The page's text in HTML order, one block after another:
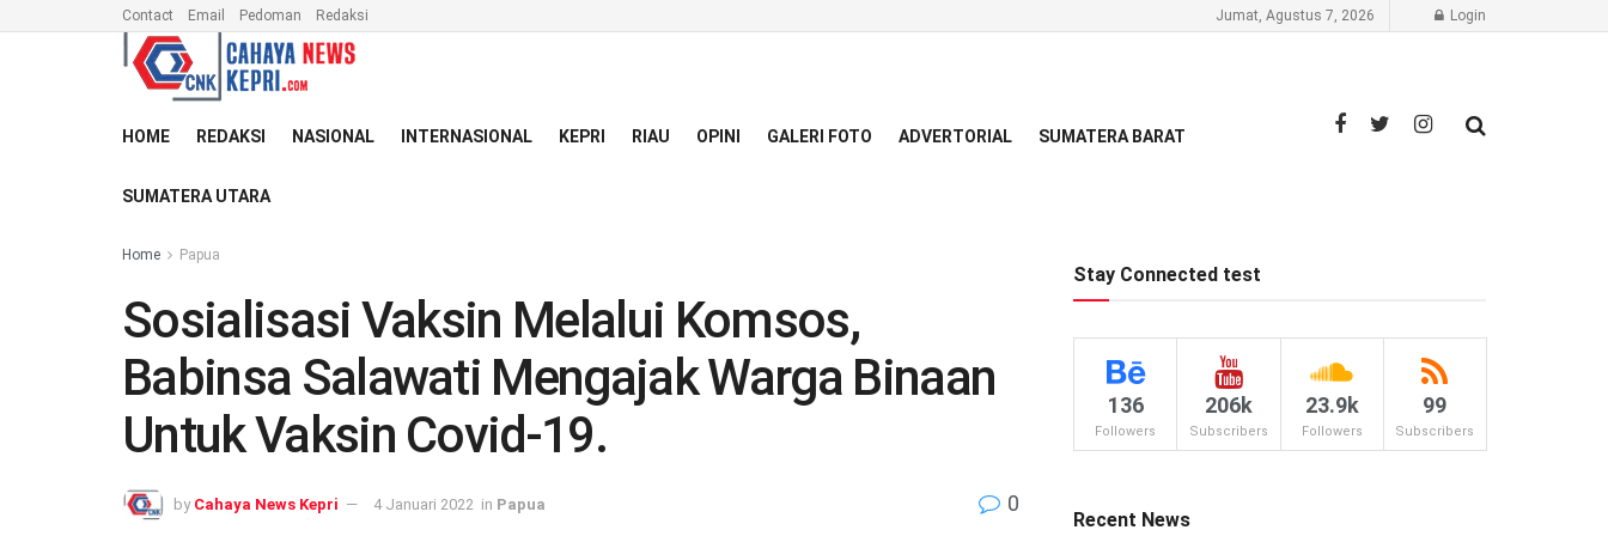
Contact Email Pedoman Redaksi Jumat, Agustus 7, 2026 Login
HOME REDAKSI NASIONAL INTERNASIONAL KEPRI RIAU OPINI GALERI FOTO ADVERTORIAL SUMATERA BARAT
SUMATERA UTARA
Home Papua
Sosialisasi Vaksin Melalui Komsos,
Babinsa Salawati Mengajak Warga Binaan
Untuk Vaksin Covid-19.
by Cahaya News Kepri 4 Januari 2022 in Papua 0
Stay Connected test
136
Followers
206k
Subscribers
23.9k
Followers
99
Subscribers
Recent News